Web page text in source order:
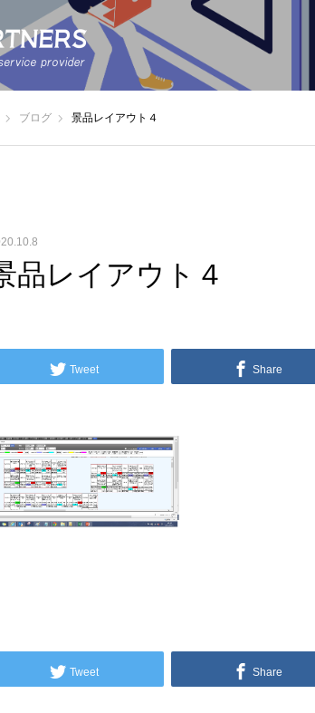
ブログ 景品レイアウト４
品レイアウト４
Tweet Share
Tweet Share